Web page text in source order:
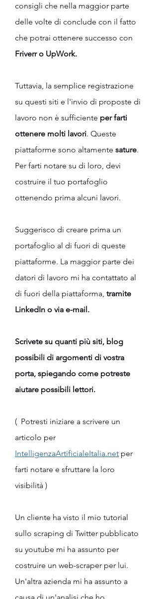
consigli che nella maggior parte
delle volte di conclude con il fatto
che potrai ottenere successo con
Friverr o UpWork.
Tuttavia, la semplice registrazione
su questi siti e l'invio di proposte di
lavoro non è sufficiente per farti
ottenere molti lavori. Queste
piattaforme sono altamente sature.
Per farti notare su di loro, devi
costruire il tuo portafoglio
ottenendo prima alcuni lavori.
Suggerisco di creare prima un
portafoglio al di fuori di queste
piattaforme. La maggior parte dei
datori di lavoro mi ha contattato al
di fuori della piattaforma, tramite
LinkedIn o via e-mail.
Scrivete su quanti più siti, blog
possibili di argomenti di vostra
porta, spiegando come potreste
aiutare possibili lettori.
(  Potresti iniziare a scrivere un
articolo per
IntelligenzaArtificialeItalia.net per
farti notare e sfruttare la loro
visibilità )
Un cliente ha visto il mio tutorial
sullo scraping di Twitter pubblicato
su youtube mi ha assunto per
costruire un web-scraper per lui.
Un'altra azienda mi ha assunto a
causa di un'analisi che ho